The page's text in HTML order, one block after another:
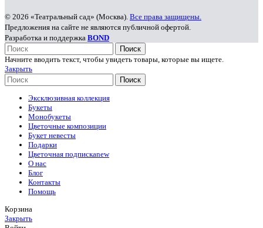
© 2026 «Театральный сад» (Москва). Все права защищены.
Предложения на сайте не являются публичной офертой.
Разработка и поддержка BOND
Поиск
Начните вводить текст, чтобы увидеть товары, которые вы ищете.
Закрыть
Поиск
Эксклюзивная коллекция
Букеты
Монобукеты
Цветочные композиции
Букет невесты
Подарки
Цветочная подпискаnew
О нас
Блог
Контакты
Помощь
Корзина
Закрыть